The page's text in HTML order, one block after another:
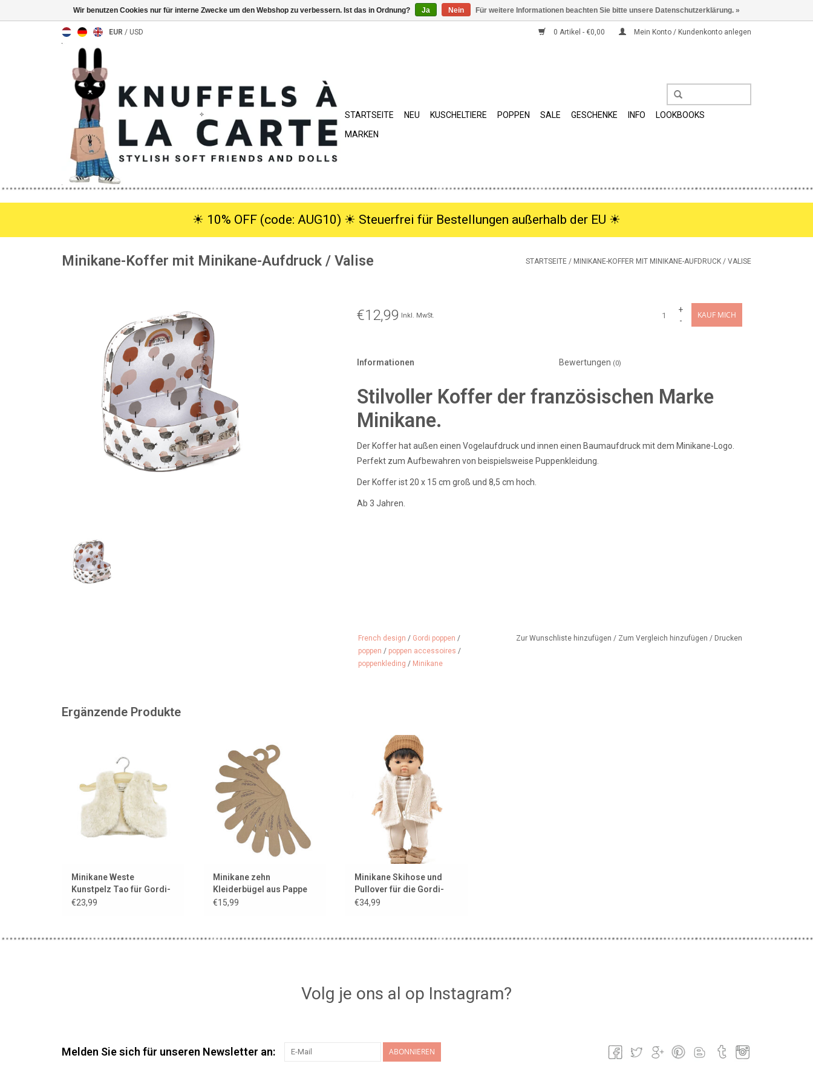
EUR / USD 0 Artikel - €0,00 Mein Konto / Kundenkonto anlegen
STARTSEITE NEU KUSCHELTIERE POPPEN SALE GESCHENKE INFO
LOOKBOOKS
MARKEN
☀︎ 10% OFF (code: AUG10) ☀︎ Steuerfrei für Bestellungen außerhalb der EU ☀︎
Minikane-Koffer mit Minikane-Aufdruck / Valise STARTSEITE / MINIKANE-KOFFER MIT MINIKANE-AUFDRUCK / VALISE
€12,99 Inkl. MwSt.
+
-
KAUF MICH
Informationen Bewertungen (0)
Stilvoller Koffer der französischen Marke
Minikane.
Der Koffer hat außen einen Vogelaufdruck und innen einen Baumaufdruck mit dem Minikane-Logo.
Perfekt zum Aufbewahren von beispielsweise Puppenkleidung.
Der Koffer ist 20 x 15 cm groß und 8,5 cm hoch.
Ab 3 Jahren.
French design / Gordi poppen /
poppen / poppen accessoires /
poppenkleding / Minikane
Zur Wunschliste hinzufügen / Zum Vergleich hinzufügen / Drucken
Ergänzende Produkte
ZUM WARENKORB HINZUFÜGEN
Minikane Weste
Kunstpelz Tao für Gordi-
Puppen / ecru
€23,99
französischen Marke Minikane
ZUM WARENKORB HINZUFÜGEN
Minikane zehn
Kleiderbügel aus Pappe
mit Minikane-Logo
€15,99
Beige Skihose mit Riemen unter
dem Fuß und gestreiftem
Pullover für die Gordi-Puppen
ZUM WARENKORB HINZUFÜGEN
Minikane Skihose und
Pullover für die Gordi-
Puppen
€34,99
Volg je ons al op Instagram?
Melden Sie sich für unseren Newsletter an: ABONNIEREN
Wir benutzen Cookies nur für interne Zwecke um den Webshop zu verbessern. Ist das in Ordnung? Ja Nein Für weitere Informationen beachten Sie bitte unsere Datenschutzerklärung. »